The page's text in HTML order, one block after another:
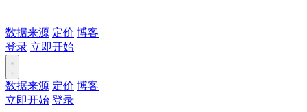
数据来源 定价 博客
登录 立即开始
数据来源 定价 博客
立即开始 登录